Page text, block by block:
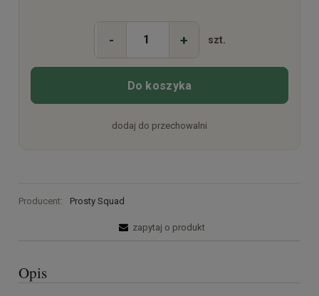
- + szt.
Do koszyka
dodaj do przechowalni
Producent: Prosty Squad
zapytaj o produkt
Opis